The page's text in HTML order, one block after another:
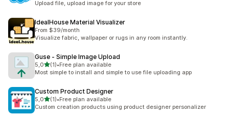
Upload file, upload image for your store
IdealHouse Material Visualizer
From $39/month
Visualize fabric, wallpaper or rugs in any room instantly.
Guse ‑ Simple Image Upload
5,0na 5 gwiazdek
(1)
Łączna liczba recenzji: 1
•Free plan available
Most simple to install and simple to use file uploading app
Custom Product Designer
5,0na 5 gwiazdek
(1)
Łączna liczba recenzji: 1
•Free plan available
Custom creation products using product designer personalizer